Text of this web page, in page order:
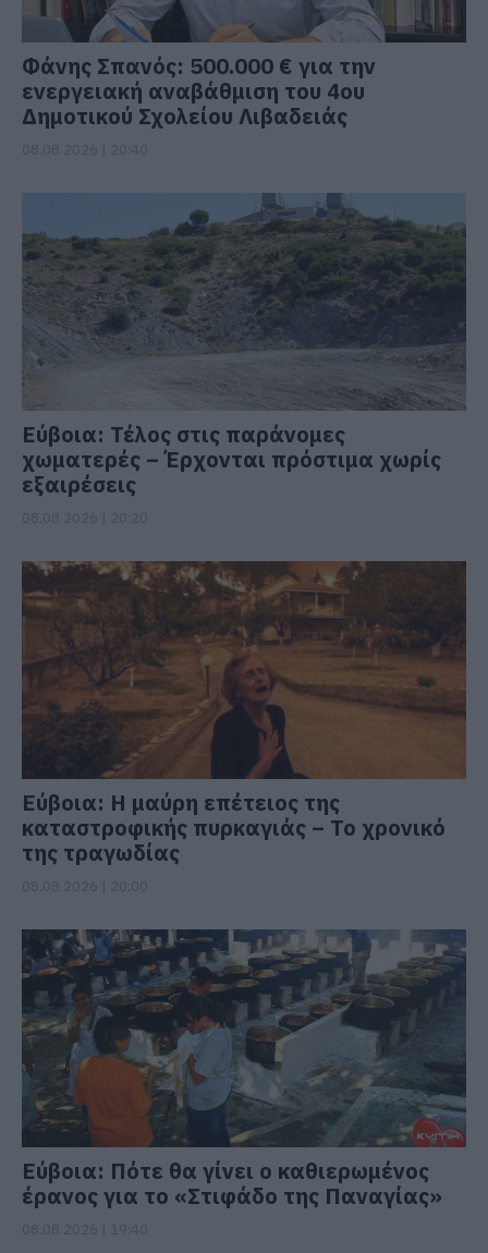
Φάνης Σπανός: 500.000 € για την
ενεργειακή αναβάθμιση του 4ου
Δημοτικού Σχολείου Λιβαδειάς
Εύβοια: Τέλος στις παράνομες
χωματερές – Έρχονται πρόστιμα χωρίς
εξαιρέσεις
Εύβοια: Η μαύρη επέτειος της
καταστροφικής πυρκαγιάς – Το χρονικό
της τραγωδίας
Εύβοια: Πότε θα γίνει ο καθιερωμένος
έρανος για το «Στιφάδο της Παναγίας»